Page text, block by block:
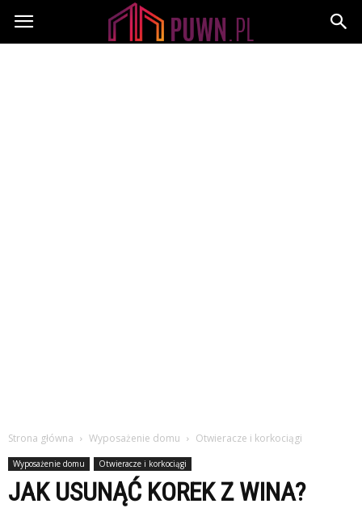
PUWN.pl
Strona główna Wyposażenie domu Otwieracze i korkociągi
Wyposażenie domu Otwieracze i korkociągi
JAK USUNĄĆ KOREK Z WINA?